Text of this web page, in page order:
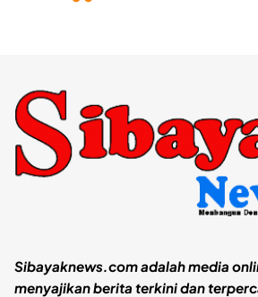
Sibayaknews.com adalah media
menyajikan berita terkini dan